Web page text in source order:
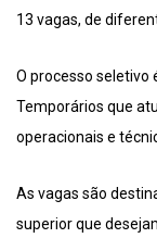
13 vagas, de
O processo seletivo
Temporários que
operacionais e
As vagas são
superior que